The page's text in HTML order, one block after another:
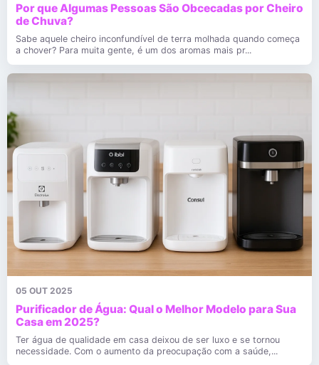
Por que Algumas Pessoas São Obcecadas por Cheiro
de Chuva?
Sabe aquele cheiro inconfundível de terra molhada quando começa
a chover? Para muita gente, é um dos aromas mais pr...
05 OUT 2025
Purificador de Água: Qual o Melhor Modelo para Sua
Casa em 2025?
Ter água de qualidade em casa deixou de ser luxo e se tornou
necessidade. Com o aumento da preocupação com a saúde,...